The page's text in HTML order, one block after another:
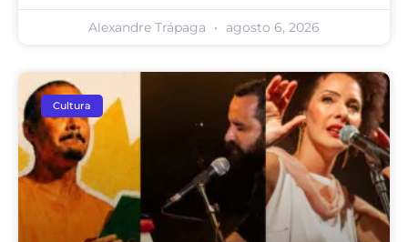
Alexandre Trápaga agosto 6, 2026
Cultura